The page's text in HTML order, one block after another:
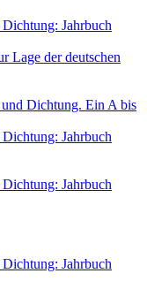
Jahrbuch
Lage der deutschen
Dichtung. Ein A bis
Jahrbuch
Jahrbuch
Jahrbuch